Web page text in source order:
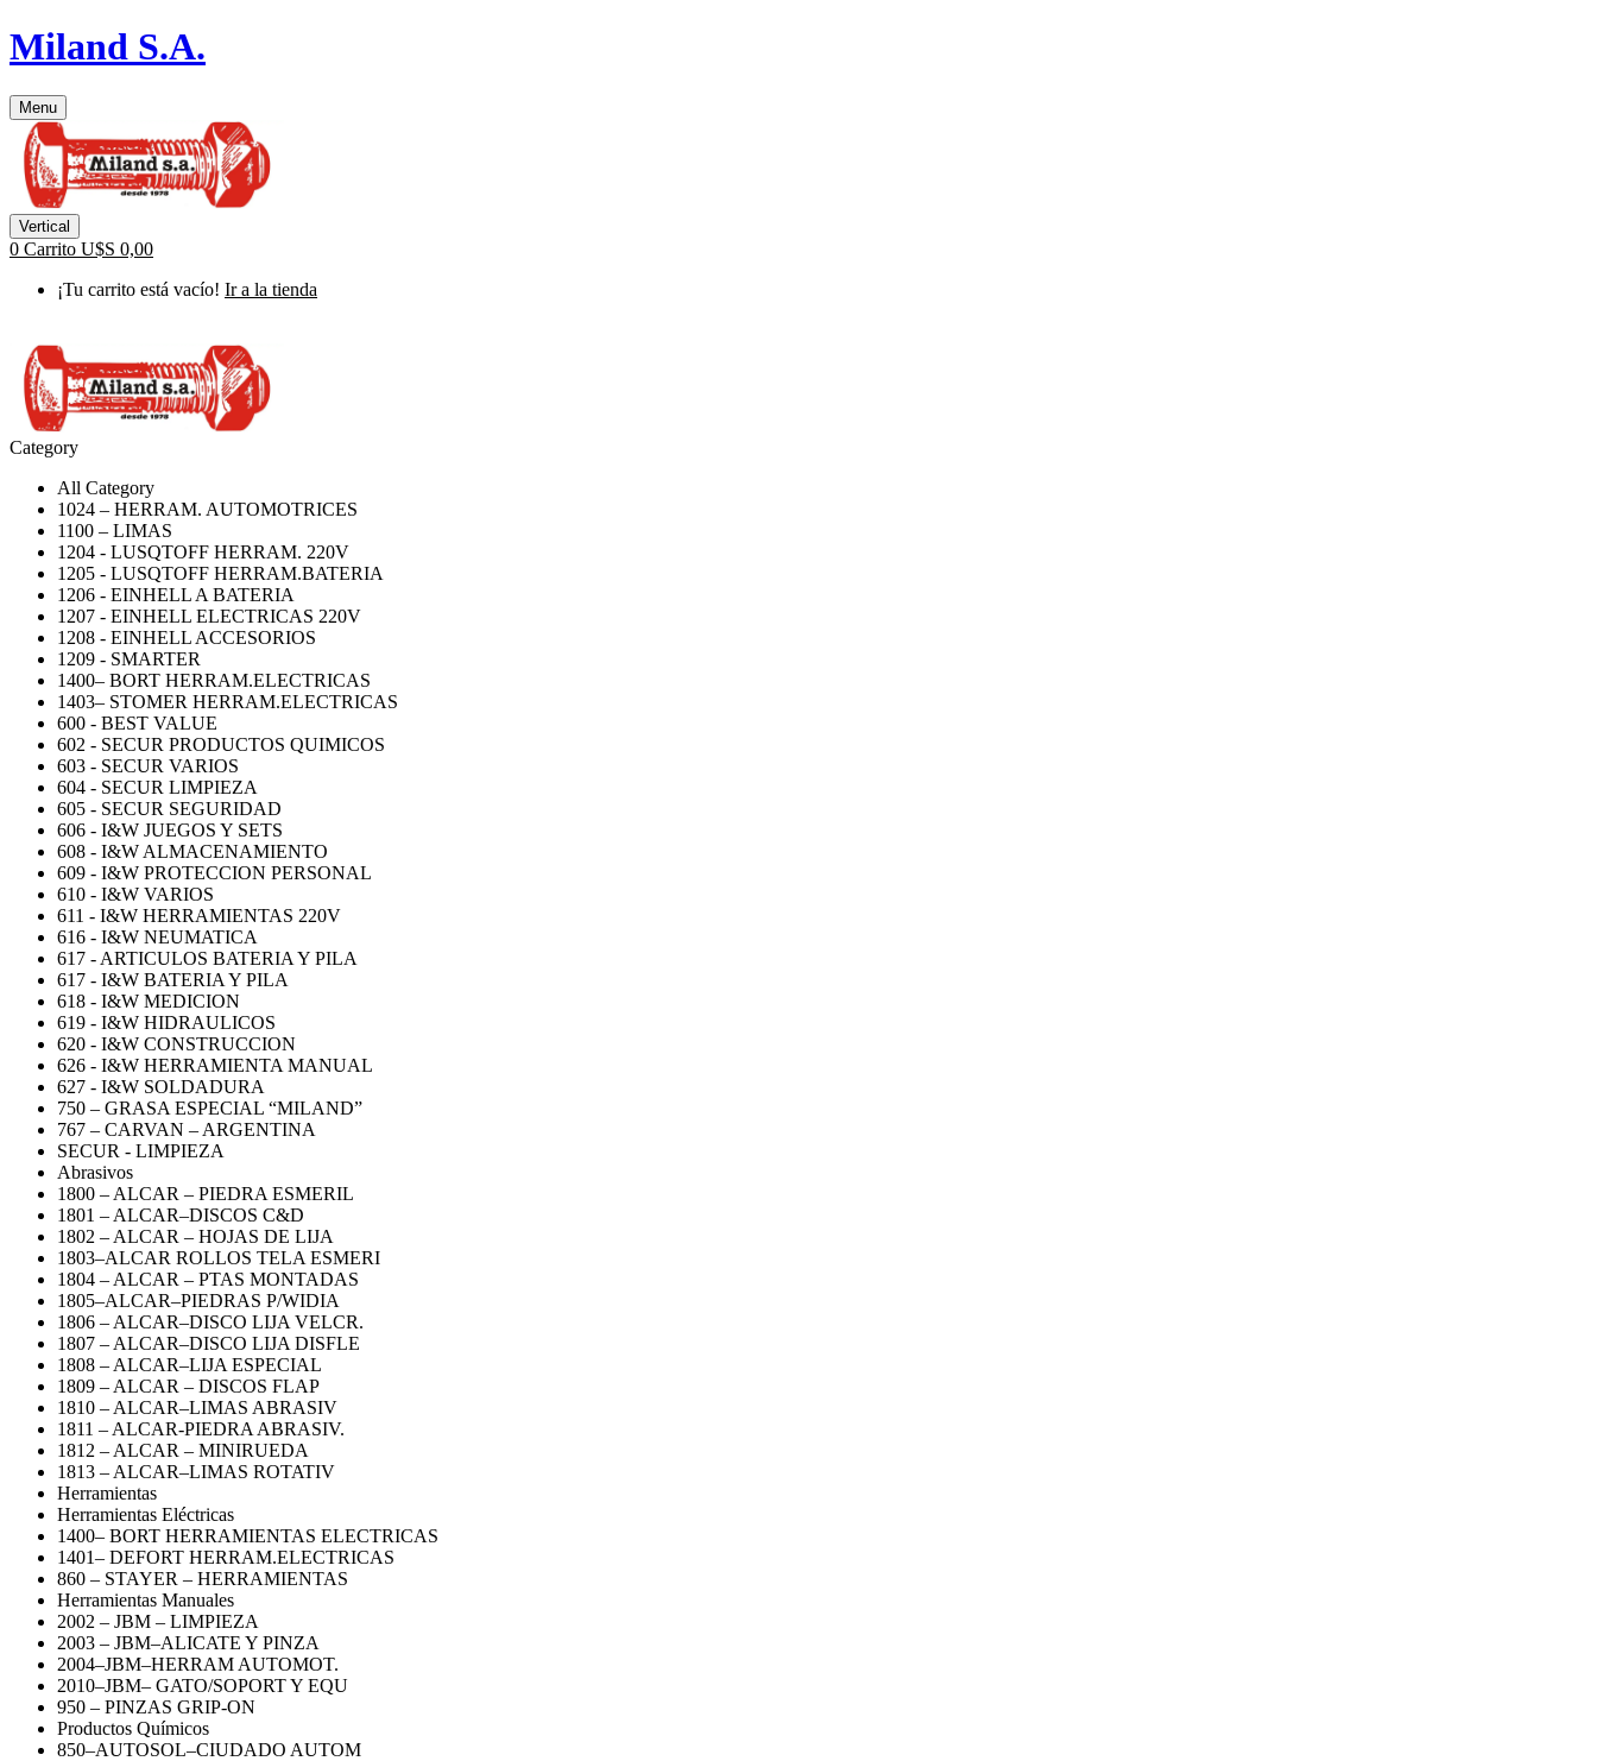
Miland S.A.
Menu
Vertical
0 Carrito U$S 0,00
¡Tu carrito está vacío! Ir a la tienda
Category
All Category
1024 – HERRAM. AUTOMOTRICES
1100 – LIMAS
1204 - LUSQTOFF HERRAM. 220V
1205 - LUSQTOFF HERRAM.BATERIA
1206 - EINHELL A BATERIA
1207 - EINHELL ELECTRICAS 220V
1208 - EINHELL ACCESORIOS
1209 - SMARTER
1400– BORT HERRAM.ELECTRICAS
1403– STOMER HERRAM.ELECTRICAS
600 - BEST VALUE
602 - SECUR PRODUCTOS QUIMICOS
603 - SECUR VARIOS
604 - SECUR LIMPIEZA
605 - SECUR SEGURIDAD
606 - I&W JUEGOS Y SETS
608 - I&W ALMACENAMIENTO
609 - I&W PROTECCION PERSONAL
610 - I&W VARIOS
611 - I&W HERRAMIENTAS 220V
616 - I&W NEUMATICA
617 - ARTICULOS BATERIA Y PILA
617 - I&W BATERIA Y PILA
618 - I&W MEDICION
619 - I&W HIDRAULICOS
620 - I&W CONSTRUCCION
626 - I&W HERRAMIENTA MANUAL
627 - I&W SOLDADURA
750 – GRASA ESPECIAL “MILAND”
767 – CARVAN – ARGENTINA
SECUR - LIMPIEZA
Abrasivos
1800 – ALCAR – PIEDRA ESMERIL
1801 – ALCAR–DISCOS C&D
1802 – ALCAR – HOJAS DE LIJA
1803–ALCAR ROLLOS TELA ESMERI
1804 – ALCAR – PTAS MONTADAS
1805–ALCAR–PIEDRAS P/WIDIA
1806 – ALCAR–DISCO LIJA VELCR.
1807 – ALCAR–DISCO LIJA DISFLE
1808 – ALCAR–LIJA ESPECIAL
1809 – ALCAR – DISCOS FLAP
1810 – ALCAR–LIMAS ABRASIV
1811 – ALCAR-PIEDRA ABRASIV.
1812 – ALCAR – MINIRUEDA
1813 – ALCAR–LIMAS ROTATIV
Herramientas
Herramientas Eléctricas
1400– BORT HERRAMIENTAS ELECTRICAS
1401– DEFORT HERRAM.ELECTRICAS
860 – STAYER – HERRAMIENTAS
Herramientas Manuales
2002 – JBM – LIMPIEZA
2003 – JBM–ALICATE Y PINZA
2004–JBM–HERRAM AUTOMOT.
2010–JBM– GATO/SOPORT Y EQU
950 – PINZAS GRIP-ON
Productos Químicos
850–AUTOSOL–CIUDADO AUTOM